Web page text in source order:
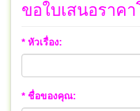
ขอใบเสนอราค
* หัวเรื่อง:
* ชื่อของคุณ: